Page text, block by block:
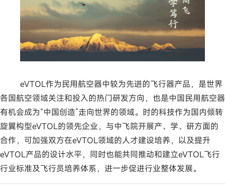
eVTOL作为民用航空器中较为先进的飞行器产品，是世界
各国航空领域关注和投入的热门研发方向，也是中国民用航空器
有机会成为“中国创造”走向世界的领域。时的科技作为国内倾转
旋翼构型eVTOL的领先企业，与中飞院开展产、学、研方面的
合作，可加强双方在eVTOL领域的人才建设培养，以及提升
eVTOL产品的设计水平，同时也能共同推动和建立eVTOL飞行
行业标准及飞行员培养体系，进一步促进行业整体发展。